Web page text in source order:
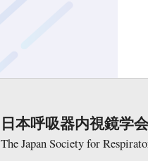
日本呼吸器内視鏡学会
The Japan Society for